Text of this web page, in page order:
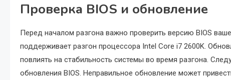
Проверка BIOS и обновление
Перед началом разгона важно проверить версию BIOS
поддерживает разгон процессора Intel Core i7 2600K.
повлиять на стабильность системы во время разгона.
обновления BIOS. Неправильное обновление может